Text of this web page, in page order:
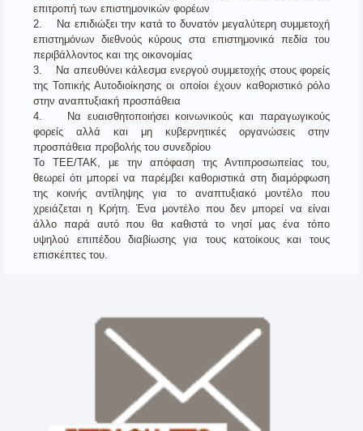
επιτροπή των επιστημονικών φορέων
2. Να επιδιώξει την κατά το δυνατόν μεγαλύτερη συμμετοχή
επιστημόνων διεθνούς κύρους στα επιστημονικά πεδία του
περιβάλλοντος και της οικονομίας
3. Να απευθύνει κάλεσμα ενεργού συμμετοχής στους φορείς
της Τοπικής Αυτοδιοίκησης οι οποίοι έχουν καθοριστικό ρόλο
στην αναπτυξιακή προσπάθεια
4. Να ευαισθητοποιήσει κοινωνικούς και παραγωγικούς
φορείς αλλά και μη κυβερνητικές οργανώσεις στην
προσπάθεια προβολής του συνεδρίου
Το ΤΕΕ/ΤΑΚ, με την απόφαση της Αντιπροσωπείας του,
θεωρεί ότι μπορεί να παρέμβει καθοριστικά στη διαμόρφωση
της κοινής αντίληψης για το αναπτυξιακό μοντέλο που
χρειάζεται η Κρήτη. Ένα μοντέλο που δεν μπορεί να είναι
άλλο παρά αυτό που θα καθιστά το νησί μας ένα τόπο
υψηλού επιπέδου διαβίωσης για τους κατοίκους και τους
επισκέπτες του.